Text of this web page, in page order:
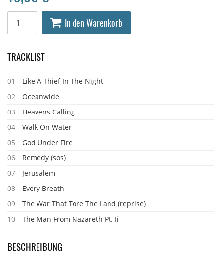
In den Warenkorb
TRACKLIST
01
Like A Thief In The Night
02
Oceanwide
03
Heavens Calling
04
Walk On Water
05
God Under Fire
06
Remedy (sos)
07
Jerusalem
08
Every Breath
09
The War That Tore The Land (reprise)
10
The Man From Nazareth Pt. Ii
BESCHREIBUNG